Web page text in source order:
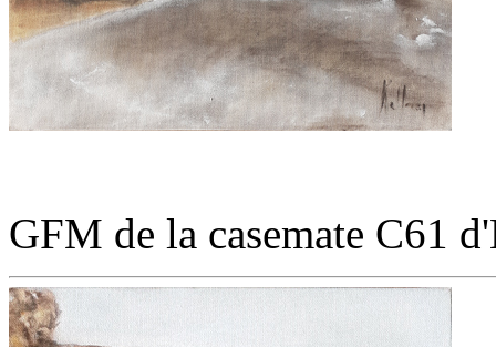
GFM de la casemate C61